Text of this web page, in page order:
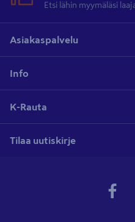
Etsi lähin myymäläsi
Asiakaspalvelu
Info
K-Rauta
Tilaa uutiskirje